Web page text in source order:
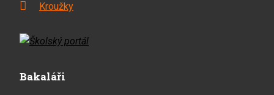
Kroužky
Bakaláři